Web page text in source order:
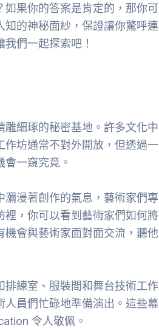
果你的答案是肯定的，那你可
的神秘面紗，保證讓你驚呼連
們一起探索吧！
細琢的秘密基地。許多文化中
坊通常不對外開放，但透過一
一窺究竟。
漫著創作的氣息，藝術家們專
，你可以看到藝術家們如何將
會與藝術家面對面交流，聽他
排練室、服裝間和舞台技術工作
員們忙碌地準備演出。這些幕
令人敬佩。